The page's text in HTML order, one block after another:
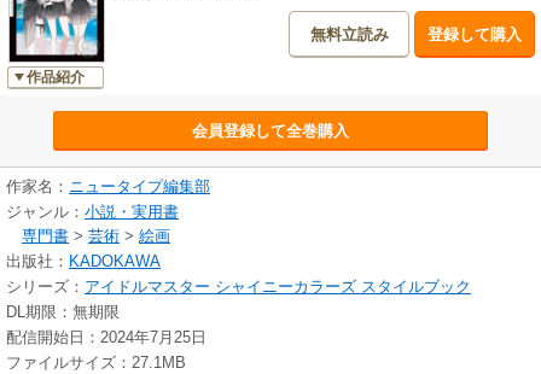
作品紹介
無料立読み 登録して購入
会員登録して全巻購入
作家名： ニュータイプ編集部
ジャンル： 小説・実用書
専門書 > 芸術 > 絵画
出版社： KADOKAWA
シリーズ： アイドルマスター シャイニーカラーズ スタイルブック
DL期限：無期限
配信開始日：2024年7月25日
ファイルサイズ：27.1MB